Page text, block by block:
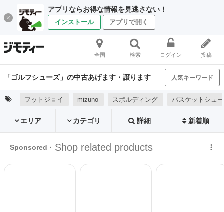
アプリならお得な情報を見逃さない！
インストール アプリで開く
全国 検索 ログイン 投稿
「ゴルフシューズ」の中古あげます・譲ります 人気キーワード
フットジョイ mizuno スポルディング バスケットシュ
エリア カテゴリ 詳細 新着順